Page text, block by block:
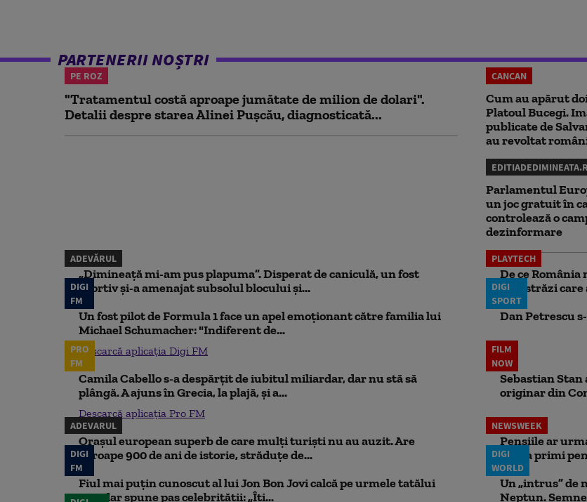
PARTENERII NOȘTRI
PE ROZ
"Tratamentul costă aproape jumătate de milion de dolari".
Detalii despre starea Alinei Pușcău, diagnosticată...
CANCAN
Cum au apărut
Platoul Bucegi.
publicate de
au revoltat
Parlamentul
un joc gratuit în
controlează o
dezinformare
ADEVĂRUL
„Dimineață mi-am pus plapuma”. Disperat de caniculă, un fost
sportiv și-a amenajat subsolul blocului și...
PLAYTECH
De ce
autostrăzi care
DIGI
FM
Un fost pilot de Formula 1 face un apel emoționant către familia lui
Michael Schumacher: "Indiferent de...
Descarcă aplicația Digi FM
DIGI
SPORT
Dan Petrescu
PRO
FM
Camila Cabello s-a despărțit de iubitul miliardar, dar nu stă să
plângă. A ajuns în Grecia, la plajă, și a...
Descarcă aplicația Pro FM
FILM
NOW
Sebastian
originar din
ADEVARUL
Orașul european superb de care mulți turiști nu au auzit. Are
aproape 900 de ani de istorie, străduțe de...
NEWSWEEK
Pensiile ar
putea primi
DIGI
FM
Fiul mai puțin cunoscut al lui Jon Bon Jovi calcă pe urmele tatălui
său, dar spune pas celebrității: „Îți...
DIGI
WORLD
Un „intrus” de
Neptun.